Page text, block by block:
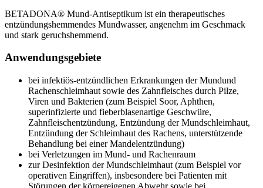
BETADONA® Mund-Antiseptikum ist ein therapeutisches
entzündungshemmendes Mundwasser, angenehm im Geschmack
und stark geruchshemmend.
Anwendungsgebiete
bei infektiös-entzündlichen Erkrankungen der Mundund
Rachenschleimhaut sowie des Zahnfleisches durch Pilze,
Viren und Bakterien (zum Beispiel Soor, Aphthen,
superinfizierte und fieberblasenartige Geschwüre,
Zahnfleischentzündung, Entzündung der Mundschleimhaut,
Entzündung der Schleimhaut des Rachens, unterstützende
Behandlung bei einer Mandelentzündung)
bei Verletzungen im Mund- und Rachenraum
zur Desinfektion der Mundschleimhaut (zum Beispiel vor
operativen Eingriffen), insbesondere bei Patienten mit
Störungen der körpereigenen Abwehr sowie bei